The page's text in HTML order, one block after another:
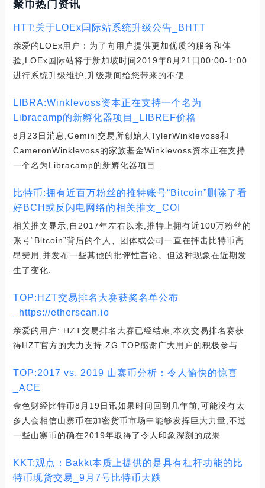
聚币热门资讯
HTT:关于LOEx国际站系统升级公告_BHTT
亲爱的LOEx用户：为了向用户提供更加优质的服务和体
验,LOEx国际站将于新加坡时间2019年8月21日00:00-1:00
进行系统升级维护,升级期间给您带来的不便.
LIBRA:Winklevoss资本正在支持一个名为
Libracamp的新孵化器项目_LIBREF价格
8月23日消息,Gemini交易所创始人TylerWinklevoss和
CameronWinklevoss的家族基金Winklevoss资本正在支持
一个名为Libracamp的新孵化器项目.
比特币:拥有近百万粉丝的推特账号“Bitcoin”删除了看
好BCH或反闪电网络的相关推文_COI
相关推文显示,自2017年左右以来,推特上拥有近100万粉丝的
账号“Bitcoin”背后的个人、团体或公司一直在抨击比特币高
昂费用,并发布一些其他的批评性言论。但这种现象在近期发
生了变化.
TOP:HZT交易排名大赛获奖名单公布
_https://etherscan.io
亲爱的用户: HZT交易排名大赛已经结束,本次交易排名赛获
得HZT官方的大力支持,ZG.TOP感谢广大用户的积极参与.
TOP:2017 vs. 2019 山寨币分析：令人愉快的惊喜
_ACE
金色财经比特币8月19日讯如果时间回到几年前,可能没有太
多人会相信山寨币在加密货币市场中能够发挥巨大力量,不过
一些山寨币的确在2019年取得了令人印象深刻的成果.
KKT:观点：Bakkt本质上提供的是具有杠杆功能的比
特币现货交易_9月7号比特币大跌